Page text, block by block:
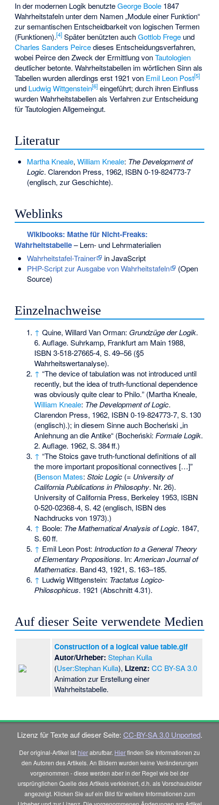
In der modernen Logik benutzteGeorge Boole 1847
Wahrheitstafeln unter dem Namen „Module einer Funktion“
zur semantischen Entscheidbarkeit von logischen Termen
(Funktionen).[4] Später benützten auchGottlob Frege und
Charles Sanders Peircedieses Entscheidungsverfahren,
wobei Peirce den Zweck der Ermittlung vonTautologien
deutlicher betonte. Wahrheitstabellen im wörtlichen Sinn als
Tabellen wurden allerdings erst 1921 von Emil Leon Post[5]
und Ludwig Wittgenstein[6] eingeführt; durch ihren Einfluss
wurden Wahrheitstabellen als Verfahren zur Entscheidung
für Tautologien Allgemeingut.
Literatur
Martha Kneale, William Kneale: The Development of
Logic. Clarendon Press, 1962, ISBN 0-19-824773-7
(englisch, zur Geschichte).
Weblinks
Wikibooks: Mathe für Nicht-Freaks:
Wahrheitstabelle– Lern- und Lehrmaterialien
Wahrheitstafel-Trainer
in JavaScript
PHP-Script zur Ausgabe von Wahrheitstafeln
(Open
Source)
Einzelnachweise
↑ Quine, Willard Van Orman: Grundzüge der Logik.
6. Auflage. Suhrkamp, Frankfurt am Main 1988,
ISBN 3-518-27665-4,S. 49–56 (§5
Wahrheitswertanalyse).
↑ “The device of tabulation was not introduced until
recently, but the idea of truth-functional dependence
was obviously quite clear to Philo.” (Martha Kneale,
William Kneale: The Development of Logic.
Clarendon Press, 1962, ISBN 0-19-824773-7,S. 130
(englisch).); in diesem Sinne auch Bocheński „in
Anlehnung an die Antike“ (Bocheński: Formale Logik.
2. Auflage. 1962,S. 384ff.)
↑ “The Stoics gave truth-functional definitions of all
the more important propositional connectives […]”
(Benson Mates:Stoic Logic (= University of
California Publications in Philosophy. Nr. 26).
University of California Press, Berkeley 1953, ISBN
0-520-02368-4,S. 42 (englisch, ISBN des
Nachdrucks von 1973).)
↑ Boole: The Mathematical Analysis of Logic. 1847,
S. 60ff.
↑ Emil Leon Post: Introduction to a General Theory
of Elementary Propositions. In:American Journal of
Mathematics. Band43, 1921,S. 163–185.
↑ Ludwig Wittgenstein: Tractatus Logico-
Philosophicus. 1921 (Abschnitt 4.31).
Auf dieser Seite verwendete Medien
Construction of a logical value table.gif
Autor/Urheber: Stephan Kulla
(User:Stephan Kulla), Lizenz: CC BY-SA 3.0
Animation zur Erstellung einer
Wahrheitstabelle.
Lizenz für Texte auf dieser Seite: CC-BY-SA 3.0 Unported.
Der original-Artikel ist hierabrufbar. Hierfinden Sie Informationen zu
den Autoren des Artikels. An Bildern wurden keine Veränderungen
vorgenommen - diese werden aber in der Regel wie bei der
ursprünglichen Quelle des Artikels verkleinert, d.h. als Vorschaubilder
angezeigt. Klicken Sie auf ein Bild für weitere Informationen zum